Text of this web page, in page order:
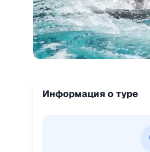
Информация о туре